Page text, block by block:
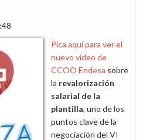
Pica aquí para ver el
nuevo vídeo de
CCOO Endesa sobre
la revalorización
salarial de la
plantilla, uno de los
puntos clave de la
negociación del VI